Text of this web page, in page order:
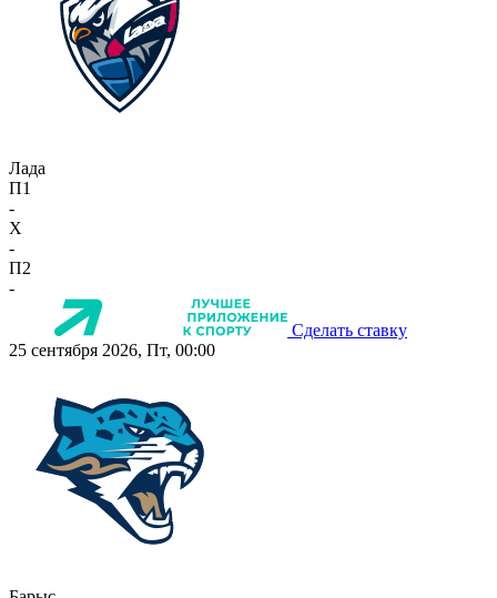
Лада
П1
-
X
-
П2
-
Сделать ставку
25 сентября 2026, Пт, 00:00